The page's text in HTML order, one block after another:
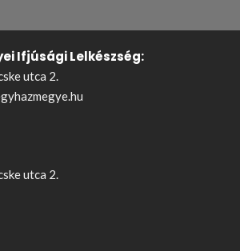
Ifjúsági Lelkészség:
utca 2.
utca 2.